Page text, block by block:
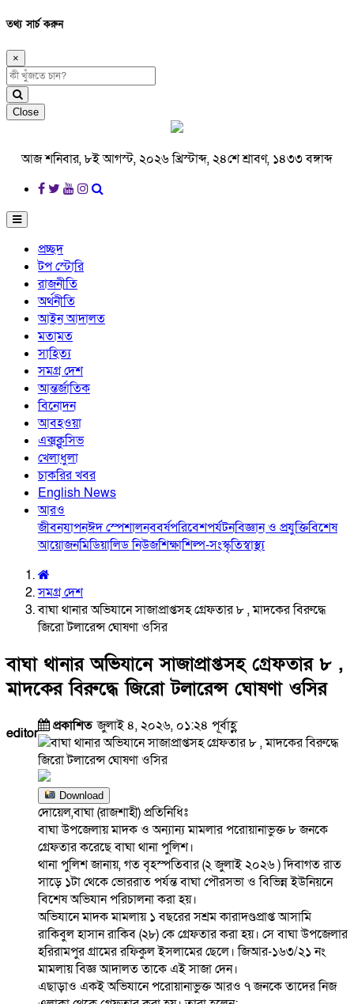
তথ্য সার্চ করুন
×
Close
আজ শনিবার, ৮ই আগস্ট, ২০২৬ খ্রিস্টাব্দ, ২৪শে শ্রাবণ, ১৪৩৩ বঙ্গাব্দ
প্রচ্ছদ
টপ স্টোরি
রাজনীতি
অর্থনীতি
আইন আদালত
মতামত
সাহিত্য
সমগ্র দেশ
আন্তর্জাতিক
বিনোদন
আবহওয়া
এক্সক্লুসিভ
খেলাধুলা
চাকরির খবর
English News
আরও
জীবনযাপনঈদ স্পেশালনববর্ষপরিবেশপর্যটনবিজ্ঞান ও প্রযুক্তিবিশেষ
আয়োজনমিডিয়ালিড নিউজশিক্ষাশিল্প-সংস্কৃতিস্বাস্থ্য
সমগ্র দেশ
বাঘা থানার অভিযানে সাজাপ্রাপ্তসহ গ্রেফতার ৮ , মাদকের বিরুদ্ধে
জিরো টলারেন্স ঘোষণা ওসির
বাঘা থানার অভিযানে সাজাপ্রাপ্তসহ গ্রেফতার ৮ ,
মাদকের বিরুদ্ধে জিরো টলারেন্স ঘোষণা ওসির
editor প্রকাশিতজুলাই ৪, ২০২৬, ০১:২৪ পূর্বাহ্ণ
Download
দোয়েল,বাঘা (রাজশাহী) প্রতিনিধিঃ
বাঘা উপজেলায় মাদক ও অন্যান্য মামলার পরোয়ানাভুক্ত ৮ জনকে
গ্রেফতার করেছে বাঘা থানা পুলিশ।
থানা পুলিশ জানায়, গত বৃহস্পতিবার (২ জুলাই ২০২৬ ) দিবাগত রাত
সাড়ে ১টা থেকে ভোররাত পর্যন্ত বাঘা পৌরসভা ও বিভিন্ন ইউনিয়নে
বিশেষ অভিযান পরিচালনা করা হয়।
অভিযানে মাদক মামলায় ১ বছরের সশ্রম কারাদণ্ডপ্রাপ্ত আসামি
রাকিবুল হাসান রাকিব (২৮) কে গ্রেফতার করা হয়। সে বাঘা উপজেলার
হরিরামপুর গ্রামের রফিকুল ইসলামের ছেলে। জিআর-১৬৩/২১ নং
মামলায় বিজ্ঞ আদালত তাকে এই সাজা দেন।
এছাড়াও একই অভিযানে পরোয়ানাভুক্ত আরও ৭ জনকে তাদের নিজ